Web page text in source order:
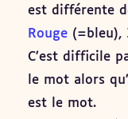
est différente
Rouge (=bleu),
C’est difficile
le mot alors
est le mot.